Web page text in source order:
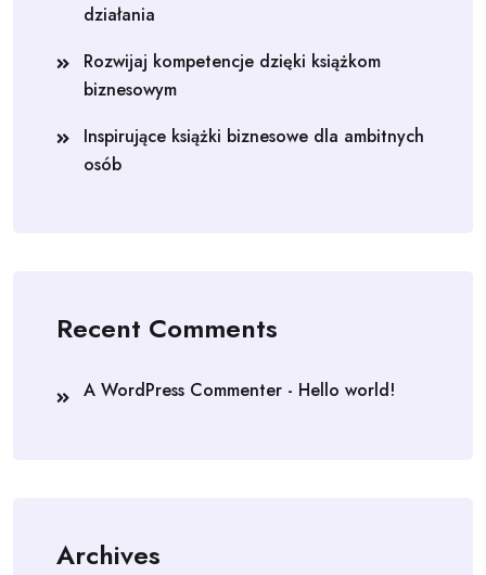
działania
Rozwijaj kompetencje dzięki książkom
biznesowym
Inspirujące książki biznesowe dla ambitnych
osób
Recent Comments
A WordPress Commenter - Hello world!
Archives